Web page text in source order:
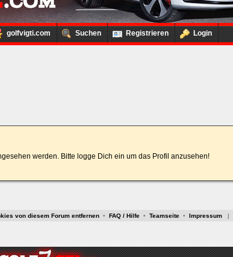
golfvigti.com Suchen Registrieren Login
werden. Bitte logge Dich ein um das Profil anzusehen!
von diesem Forum entfernen • FAQ / Hilfe • Teamseite • Impressum |